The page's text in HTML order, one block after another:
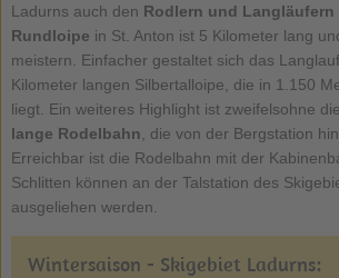
Ladurns auch den Rodlern und Langläufern
Rundloipe in St. Anton ist 5 Kilometer lang
meistern. Einfacher gestaltet sich das
Kilometer langen Silbertalloipe, die in 1.150
liegt. Ein weiteres Highlight ist zweifelsohne die
lange Rodelbahn , die von der Bergstation
Erreichbar ist die Rodelbahn mit der
Schlitten können an der Talstation des
ausgeliehen werden.
Wintersaison - Skigebiet Ladurns: